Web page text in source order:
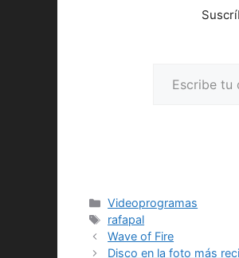
Categorías
Videoprogramas
Etiquetas
rafapal
Wave of Fire
Disco en la foto más